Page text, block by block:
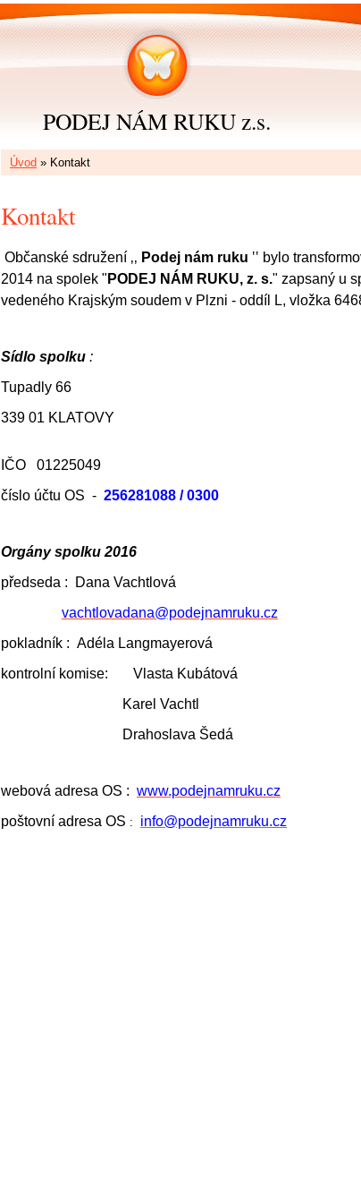
PODEJ NÁM RUKU z.s.
Úvod » Kontakt
Kontakt
Občanské sdružení ‚‚ Podej nám ruku ‛‛ bylo
2014 na spolek " PODEJ NÁM RUKU, z. s." zapsaný u
vedeného Krajským soudem v Plzni - oddíl L, vložka
Sídlo spolku :
Tupadly 66
339 01 KLATOVY
IČO 01225049
číslo účtu OS - 256281088 / 0300
Orgány spolku 2016
předseda : Dana Vachtlová
vachtlovadana@podejnamruku.cz
pokladník : Adéla Langmayerová
kontrolní komise: Vlasta Kubátová
Karel Vachtl
Drahoslava Šedá
webová adresa OS : www.podejnamruku.cz
poštovní adresa OS : info@podejnamruku.cz